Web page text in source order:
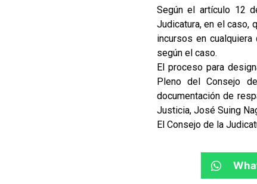
Según el artículo 12
Judicatura, en el caso,
incursos en
según el caso.
El proceso para
Pleno del Consejo
documentación de
Justicia, José Suing
El Consejo de la